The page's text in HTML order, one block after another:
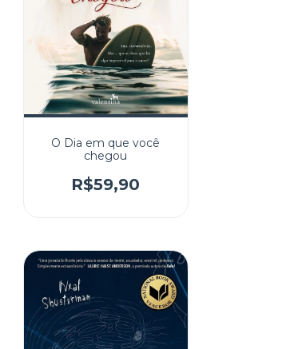
O Dia em que você
chegou
R$59,90